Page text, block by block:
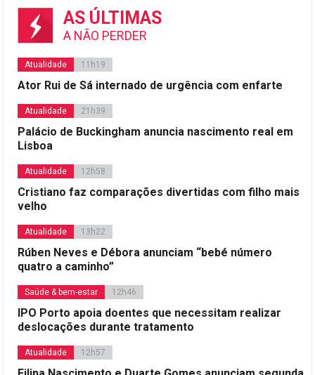
AS ÚLTIMAS
A NÃO PERDER
Atualidade 11h19
Ator Rui de Sá internado de urgência com enfarte
Atualidade 21h39
Palácio de Buckingham anuncia nascimento real em
Lisboa
Atualidade 12h58
Cristiano faz comparações divertidas com filho mais
velho
Atualidade 13h22
Rúben Neves e Débora anunciam “bebé número
quatro a caminho”
Saúde & bem-estar 12h46
IPO Porto apoia doentes que necessitam realizar
deslocações durante tratamento
Atualidade 12h57